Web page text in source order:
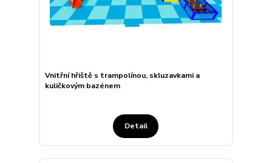
Vnitřní hřiště s trampolínou, skluzavkami a
kuličkovým bazénem
Detail